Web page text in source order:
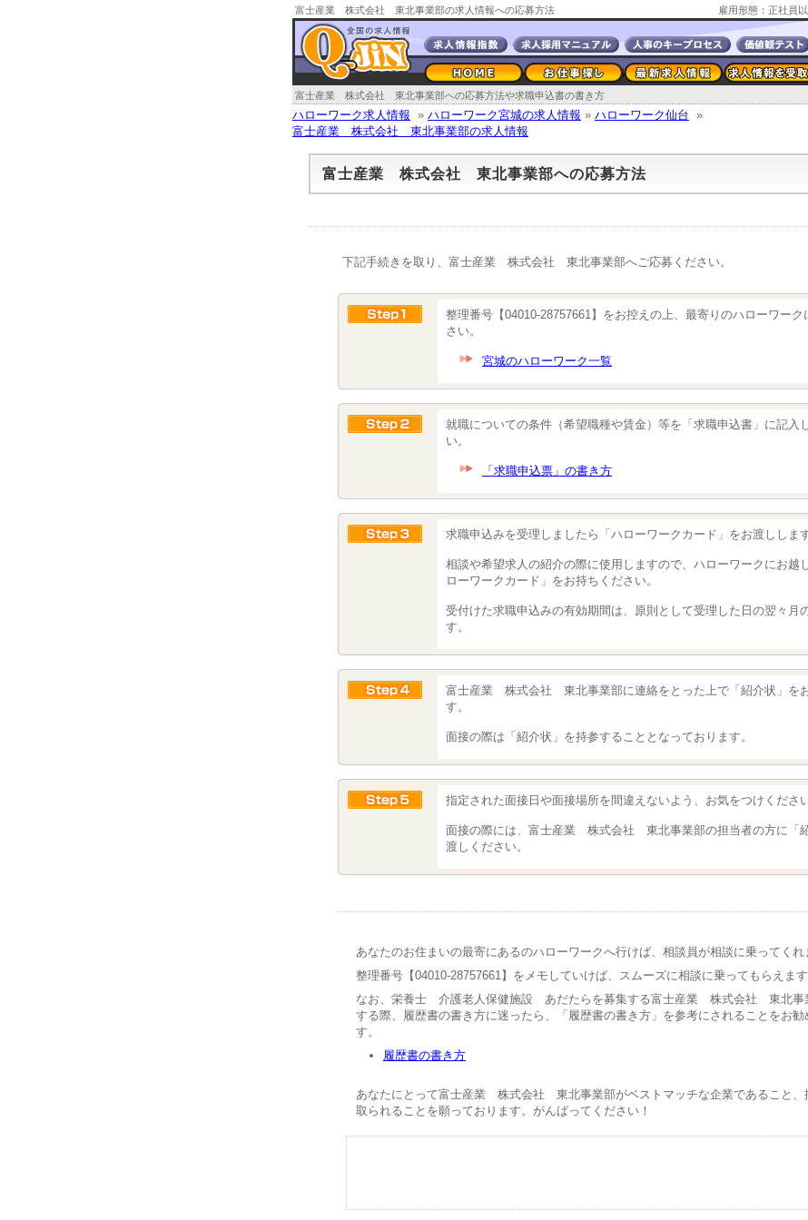
富士産業 株式会社 東北事業部の求人情報への応募方法 雇用形態：正社員
富士産業 株式会社 東北事業部への応募方法や求職申込書の書き方
ハローワーク求人情報 » ハローワーク宮城の求人情報 » ハローワーク仙台 »
富士産業 株式会社 東北事業部の求人情報
富士産業 株式会社 東北事業部への応募方法
下記手続きを取り、富士産業 株式会社 東北事業部へご応募ください。
整理番号【04010-28757661】をお控えの上、最寄りのハローワーク
さい。
宮城のハローワーク一覧
就職についての条件（希望職種や賃金）等を「求職申込書」に記入
い。
「求職申込票」の書き方
求職申込みを受理しましたら「ハローワークカード」をお渡しします
相談や希望求人の紹介の際に使用しますので、ハローワークにお越
ローワークカード」をお持ちください。
受付けた求職申込みの有効期間は、原則として受理した日の翌々月
す。
富士産業 株式会社 東北事業部に連絡をとった上で「紹介状」を
す。
面接の際は「紹介状」を持参することとなっております。
指定された面接日や面接場所を間違えないよう、お気をつけください
面接の際には、富士産業 株式会社 東北事業部の担当者の方に「
渡しください。
あなたのお住まいの最寄にあるのハローワークへ行けば、相談員が相談に乗ってくれ
整理番号【04010-28757661】をメモしていけば、スムーズに相談に乗ってもらえます
なお、栄養士 介護老人保健施設 あだたらを募集する富士産業 株式会社 東北事
する際、履歴書の書き方に迷ったら、「履歴書の書き方」を参考にされることをお勧
す。
履歴書の書き方
あなたにとって富士産業 株式会社 東北事業部がベストマッチな企業であること、
取られることを願っております。がんばってください！